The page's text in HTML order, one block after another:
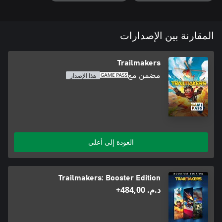
In the main game mode, “Pioneers” you will dive head-first into a
breathtaking open world with loveable NPCs, challenging
enemies, and an adventurous story. Unlock new parts as you
complete missions and build different vehicles for the different
You will join the Trailmakers: An elite society of engineers and are
sent out to help the population of Gregory - a community of
are ruthlessly mining the planet and stealing its resources.
المقارنة بين الإصدارات
Trailmakers
مضمن مع هذا الإصدار
العودة إلى أعلى
Trailmakers: Booster Edition
د.م.‏ 484,00+